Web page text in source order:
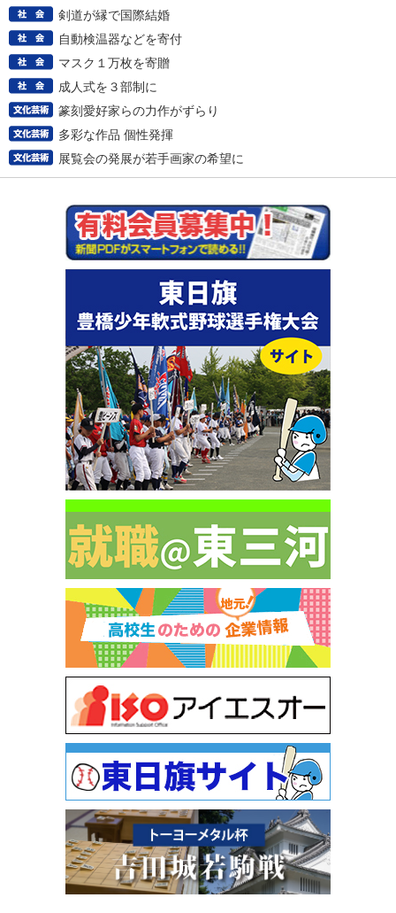
剣道が縁で国際結婚
自動検温器などを寄付
マスク１万枚を寄贈
成人式を３部制に
篆刻愛好家らの力作がずらり
多彩な作品 個性発揮
展覧会の発展が若手画家の希望に